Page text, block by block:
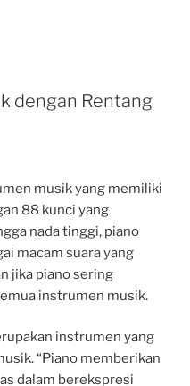
dengan Rentang
musik yang memiliki
88 kunci yang
nada tinggi, piano
macam suara yang
jika piano sering
instrumen musik.
instrumen yang
“Piano memberikan
dalam berekspresi